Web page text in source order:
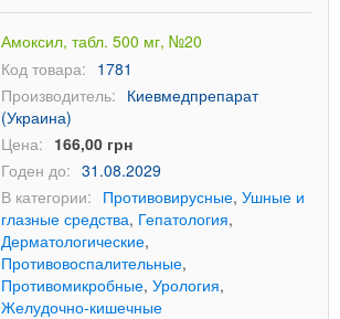
Амоксил, табл. 500 мг, №20
Код товара: 1781
Производитель: Киевмедпрепарат
(Украина)
Цена: 166,00 грн
Годен до: 31.08.2029
В категории: Противовирусные, Ушные и
глазные средства, Гепатология,
Дерматологические,
Противовоспалительные,
Противомикробные, Урология,
Желудочно-кишечные